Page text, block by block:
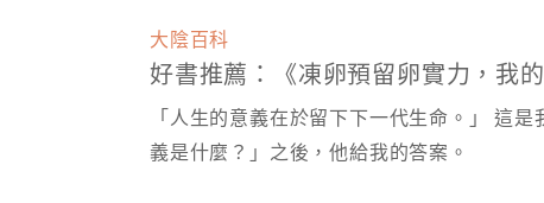
大陰百科
好書推薦：《凍卵預留卵實力，我
「人生的意義在於留下下一代生命。」 這
義是什麼？」之後，他給我的答案。